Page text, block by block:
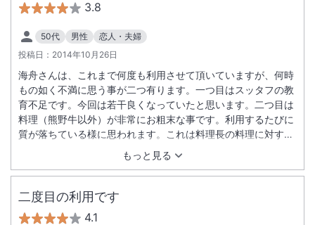
3.8
50代 男性
恋人・夫婦
投稿日： 2014年10月26日
もっと見る
海舟さんは、これまで何度も利用させて頂いていますが、何時
もの如く不満に思う事が二つ有ります。一つ目はスッタフの教
育不足です。今回は若干良くなっていたと思います。二つ目は
料理（熊野牛以外）が非常にお粗末な事です。利用するたびに
質が落ちている様に思われます。これは料理長の料理に対する
姿勢ですかね…。 最後に、朝から生物が多い朝食は考えて頂
二度目の利用です
4.1